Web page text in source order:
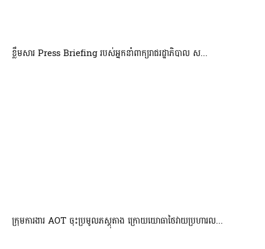
ខ្លឹមសារ Press Briefing របស់អ្នកនាំពាក្យរាជរដ្ឋាភិបាល ស...
ក្រុមការងារ AOT ចុះប្រមូលភស្តុតាង ក្រោយយោធាថៃវាយប្រហារល...